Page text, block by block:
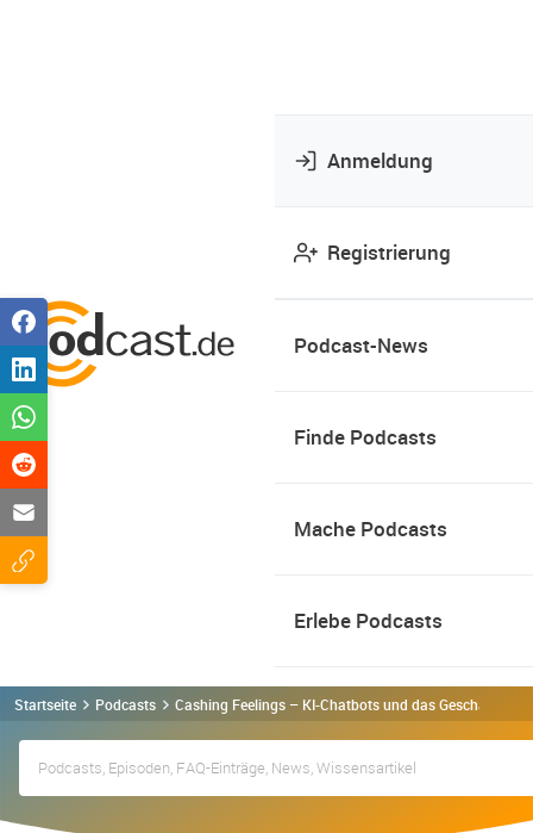
Anmeldung
Registrierung
Podcast-News
Finde Podcasts
Mache Podcasts
Erlebe Podcasts
Startseite Podcasts Cashing Feelings – KI-Chatbots und das Geschäft mit